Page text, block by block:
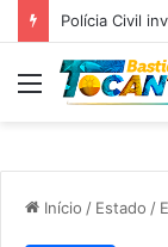
Menu
Início / Estado /